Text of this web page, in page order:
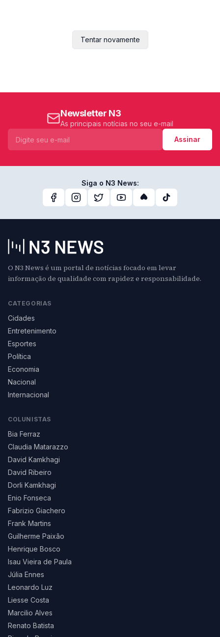
Tentar novamente
Newsletter N3
As principais notícias no seu e-mail
Assinar
Siga o N3 News:
O N3 News é um portal de notícias focado em levar
informação de qualidade com rapidez e responsabilidade.
CATEGORIAS
Cidades
Entretenimento
Esportes
Política
Economia
Nacional
Internacional
COLUNISTAS
Bia Ferraz
Claudia Matarazzo
David Kamkhagi
David Ribeiro
Dorli Kamkhagi
Enio Fonseca
Fabrizio Giachero
Frank Martins
Guilherme Paixão
Henrique Bosco
Isau Vieira de Paula
Júlia Ennes
Leonardo Luz
Liesse Costa
Marcilio Alves
Renato Batista